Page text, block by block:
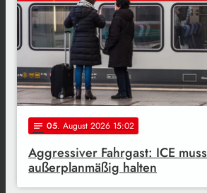
notes 05. August 2026 15:02
Aggressiver Fahrgast: ICE muss
außerplanmäßig halten